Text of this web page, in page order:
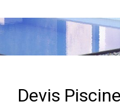
Devis Piscine